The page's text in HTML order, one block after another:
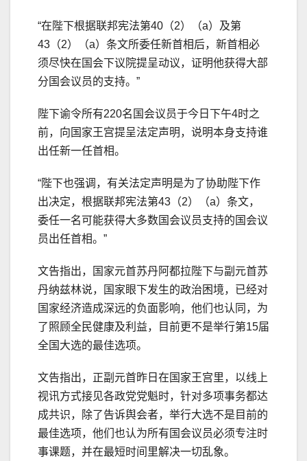
“在陛下根据联邦宪法第40（2）（a）及第
43（2）（a）条文所委任新首相后，新首相必
须尽快在国会下议院提呈动议，证明他获得大部
分国会议员的支持。”
陛下谕令所有220名国会议员于今日下午4时之
前，向国家王宫提呈法定声明，说明本身支持谁
出任新一任首相。
“陛下也强调，有关法定声明是为了协助陛下作
出决定，根据联邦宪法第43（2）（a）条文，
委任一名可能获得大多数国会议员支持的国会议
员出任首相。”
文告指出，国家元首苏丹阿都拉陛下与副元首苏
丹纳兹林说，国家眼下发生的政治困境，已经对
国家经济造成深远的负面影响，他们也认同，为
了照顾全民健康及利益，目前更不是举行第15届
全国大选的最佳选项。
文告指出，正副元首昨日在国家王宫里，以线上
视讯方式接见各政党党魁时，针对多项事务都达
成共识，除了告诉舆会者，举行大选不是目前的
最佳选项，他们也认为所有国会议员必须专注时
事课题，并在最短时间里解决一切乱象。